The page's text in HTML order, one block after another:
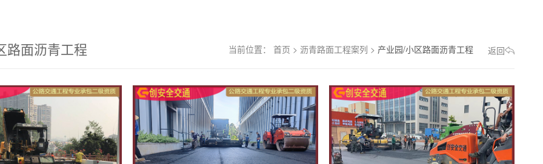
路面沥青工程 当前位置： 首页 > 沥青路面工程案列 > 产业园/小区路面沥青工程 返回